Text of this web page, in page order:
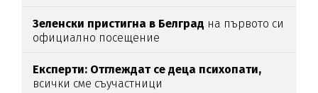
Зеленски пристигна в Белград на първото си
официално посещение
Експерти: Отглеждат се деца психопати,
всички сме съучастници